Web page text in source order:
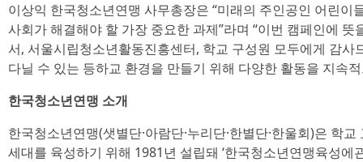
이상익 한국청소년연맹 사무총장은 “미래의 주인공인 어린이
사회가 해결해야 할 가장 중요한 과제”라며 “이번 캠페인에
서, 서울시립청소년활동진흥센터, 학교 구성원 모두에게 감
다닐 수 있는 등하교 환경을 만들기 위해 다양한 활동을 지속
한국청소년연맹 소개
한국청소년연맹(샛별단·아람단·누리단·한별단·한울회)은 학
세대를 육성하기 위해 1981년 설립돼 ‘한국청소년연맹육성